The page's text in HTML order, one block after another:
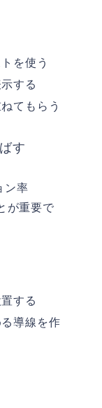
を使う
する
てもらう
す
ン率
が重要で
する
導線を作